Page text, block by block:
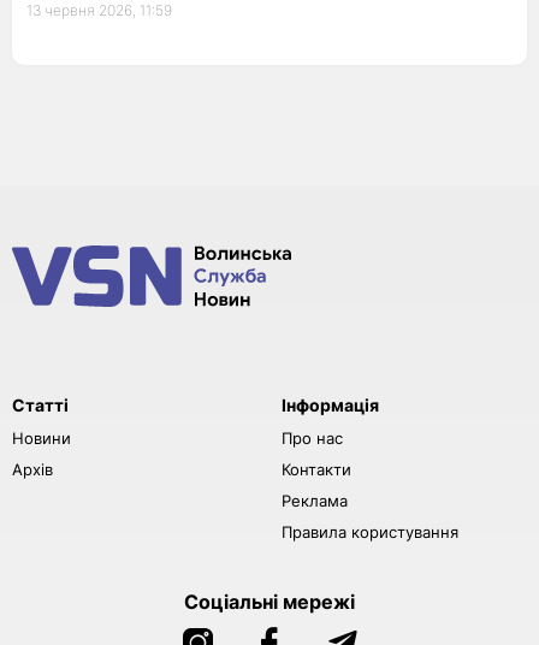
13 червня 2026, 11:59
Статті
Новини
Архів
Інформація
Про нас
Контакти
Реклама
Правила користування
Соціальні мережі